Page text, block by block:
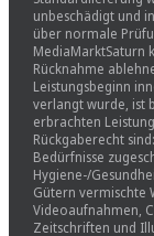
unbeschädigt und
über normale
MediaMarktSaturn
Rücknahme
Leistungsbeginn
verlangt wurde, ist
erbrachten
Rückgaberecht
Bedürfnisse
Hygiene-/
Gütern vermischte
Videoaufnahmen,
Zeitschriften und